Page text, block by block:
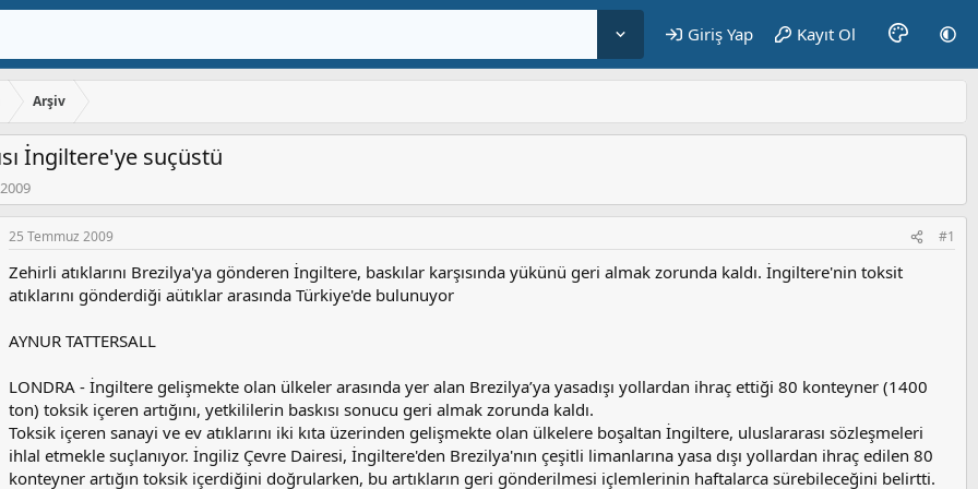
Giriş Yap Kayıt Ol
Arşiv
İngiltere'ye suçüstü
25 Temmuz 2009 #1
Zehirli atıklarını Brezilya'ya gönderen İngiltere, baskılar karşısında yükünü geri almak zorunda kaldı. İngiltere'nin toksit
atıklarını gönderdiği aütıklar arasında Türkiye'de bulunuyor
AYNUR TATTERSALL
LONDRA - İngiltere gelişmekte olan ülkeler arasında yer alan Brezilya’ya yasadışı yollardan ihraç ettiği 80 konteyner (1400
ton) toksik içeren artığını, yetkililerin baskısı sonucu geri almak zorunda kaldı.
Toksik içeren sanayi ve ev atıklarını iki kıta üzerinden gelişmekte olan ülkelere boşaltan İngiltere, uluslararası sözleşmeleri
ihlal etmekle suçlanıyor. İngiliz Çevre Dairesi, İngiltere'den Brezilya'nın çeşitli limanlarına yasa dışı yollardan ihraç edilen 80
konteyner artığın toksik içerdiğini doğrularken, bu artıkların geri gönderilmesi içlemlerinin haftalarca sürebileceğini belirtti.